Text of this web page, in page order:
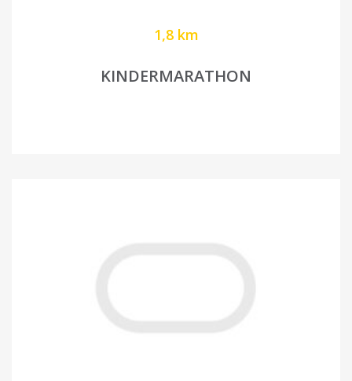
1,8 km
KINDERMARATHON